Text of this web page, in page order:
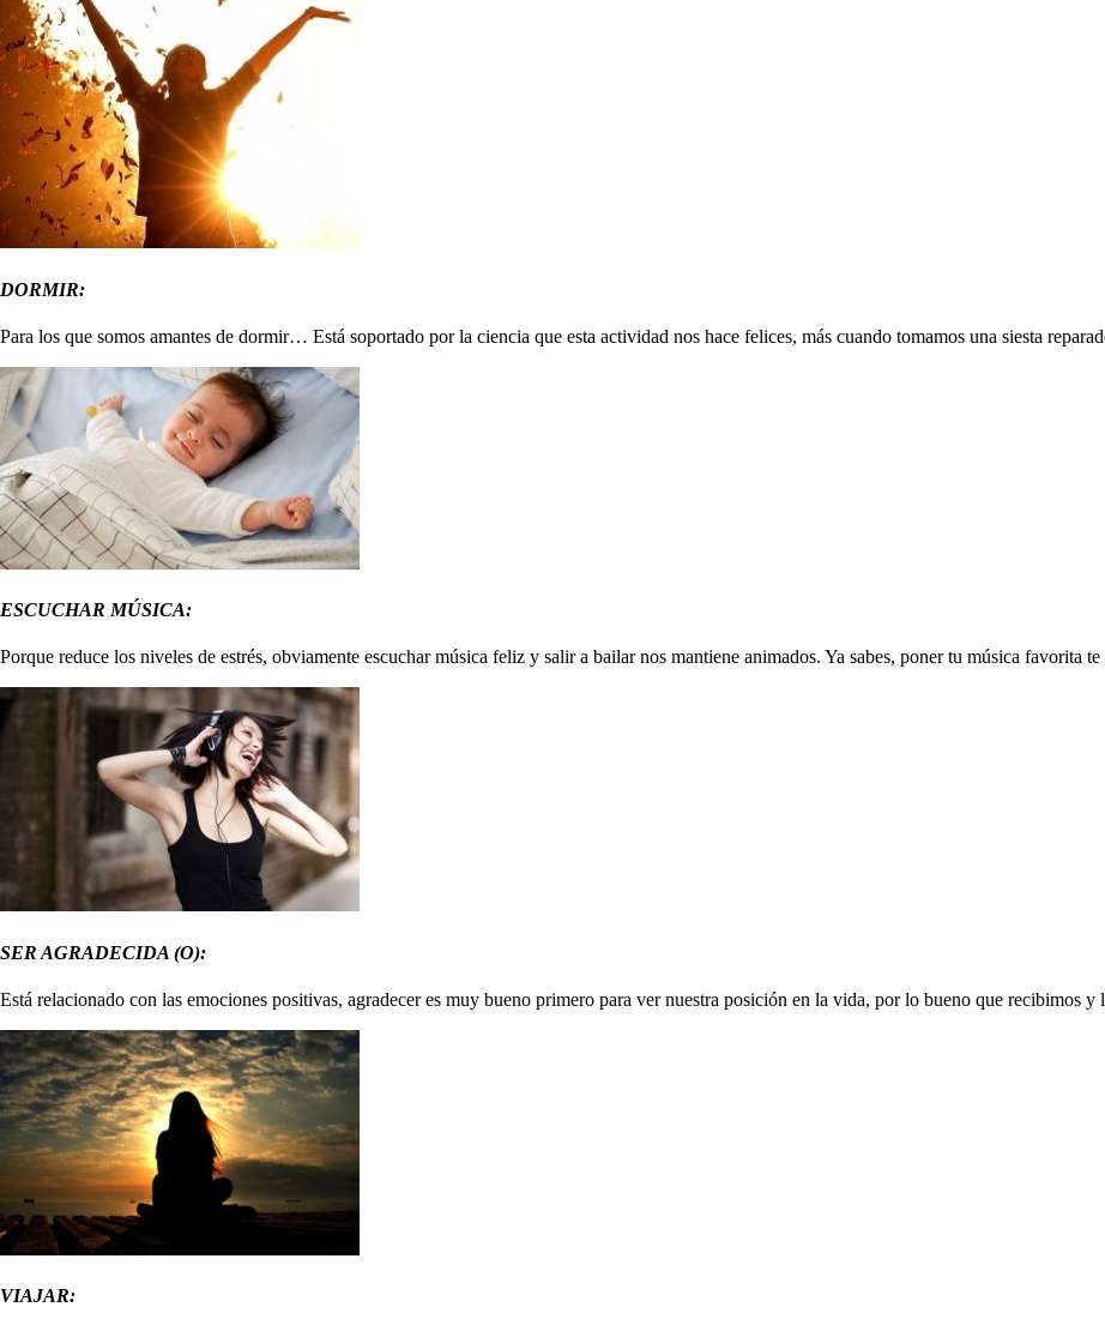
DORMIR:
Para los que somos amantes de dormir… Está soportado por la ciencia que esta actividad nos hace felices, más cuando tomamos una siesta
ESCUCHAR MÚSICA:
Porque reduce los niveles de estrés, obviamente escuchar música feliz y salir a bailar nos mantiene animados. Ya sabes, poner tu música favorita
SER AGRADECIDA (O):
Está relacionado con las emociones positivas, agradecer es muy bueno primero para ver nuestra posición en la vida, por lo bueno que recibimos
VIAJAR: